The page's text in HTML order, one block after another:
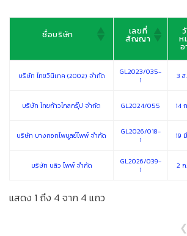
ชื่อบริษัท เลขที่
สัญญา ห
อ
สัญญา ห
บริษัท ไทยวินิเทค (2002) จำกัด
GL2023/035-
1
3 ส
บริษัท ไทยก้าวไกลกรุ๊ป จำกัด GL2024/055 14
บริษัท บางกอกไพบูลย์ไพพ์ จำกัด
GL2026/018-
1
19
บริษัท บลิว ไพพ์ จำกัด
GL2026/039-
1
2 ก
แสดง 1 ถึง 4 จาก 4 แถว
❮